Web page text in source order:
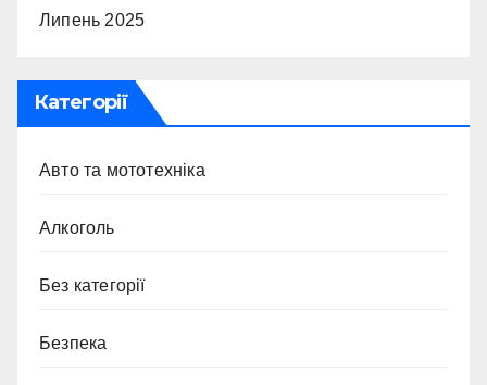
Липень 2025
Категорії
Авто та мототехніка
Алкоголь
Без категорії
Безпека